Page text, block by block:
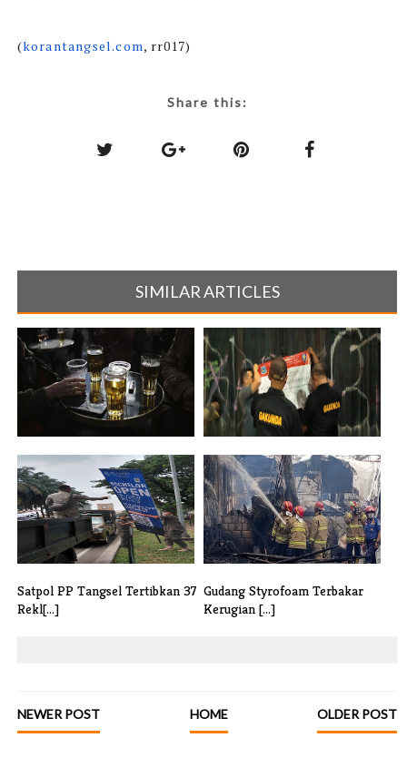
(korantangsel.com, rr017)
Share this:
SIMILAR ARTICLES
Waduh, SPG Anker Beer Sebut
Belum T[...]
Satpol PP Tangsel Gelar Razia
Tega[...]
Satpol PP Tangsel Tertibkan 37
Rekl[...]
Gudang Styrofoam Terbakar
Kerugian [...]
NEWER POST OLDER POST
HOME